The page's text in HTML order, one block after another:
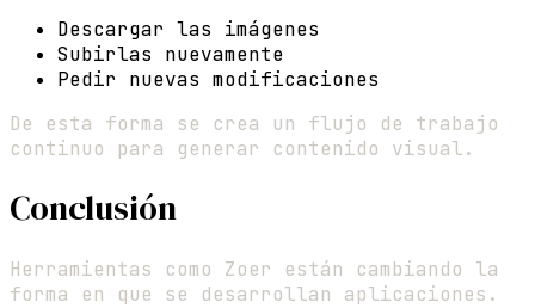
Descargar las imágenes
Subirlas nuevamente
Pedir nuevas modificaciones
De esta forma se crea un flujo de trabajo
continuo para generar contenido visual.
Conclusión
Herramientas como Zoer están cambiando la
forma en que se desarrollan aplicaciones.